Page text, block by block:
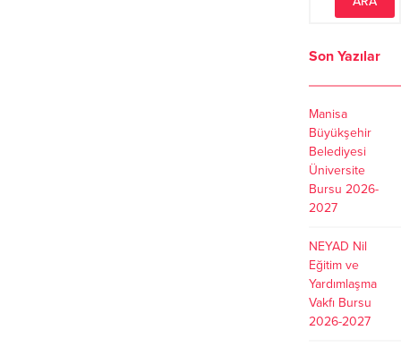
öğrencilerine 2.500 TL Üniversite
Son Yazılar
Manisa
Büyükşehir
Belediyesi
Üniversite
Bursu 2026-
2027
NEYAD Nil
Eğitim ve
Yardımlaşma
Vakfı Bursu
2026-2027